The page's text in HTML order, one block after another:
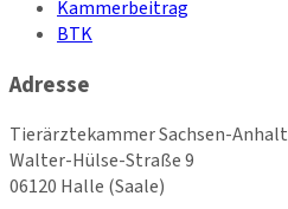
Kammerbeitrag
BTK
Adresse
Tierärztekammer Sachsen-Anhalt
Walter-Hülse-Straße 9
06120 Halle (Saale)